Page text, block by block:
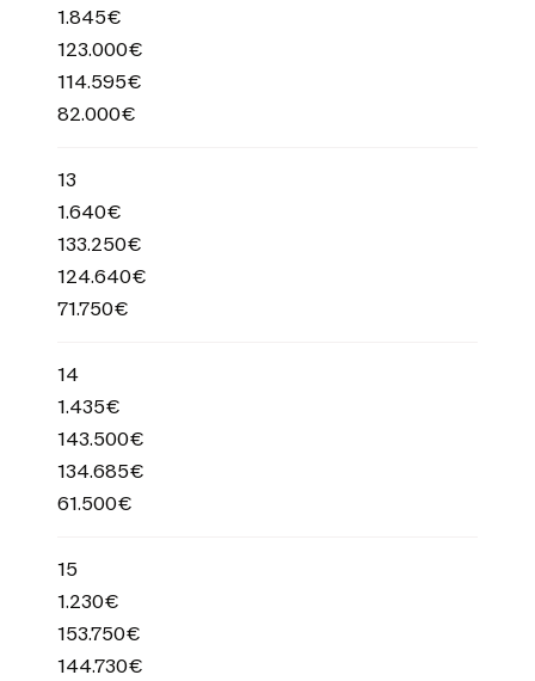
1.845€
123.000€
114.595€
82.000€
13
1.640€
133.250€
124.640€
71.750€
14
1.435€
143.500€
134.685€
61.500€
15
1.230€
153.750€
144.730€